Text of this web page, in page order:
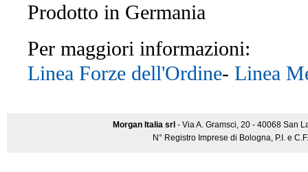
Prodotto in Germania
Per maggiori informazioni:
Linea Forze dell'Ordine- Linea
Morgan Italia srl - Via A. Gramsci, 20 - 40068 San
N° Registro Imprese di Bologna, P.I. e